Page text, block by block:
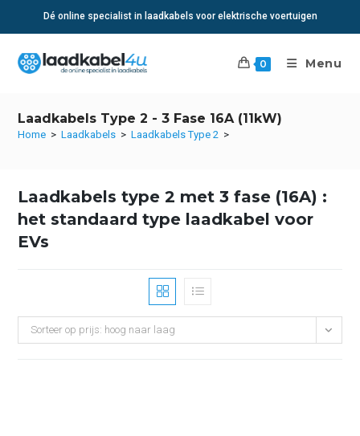
Dé online specialist in laadkabels voor elektrische voertuigen
0 Menu
Laadkabels Type 2 - 3 Fase 16A (11kW)
Home > Laadkabels > Laadkabels Type 2 >
Laadkabels type 2 met 3 fase (16A) :
het standaard type laadkabel voor
EVs
Sorteer op prijs: hoog naar laag